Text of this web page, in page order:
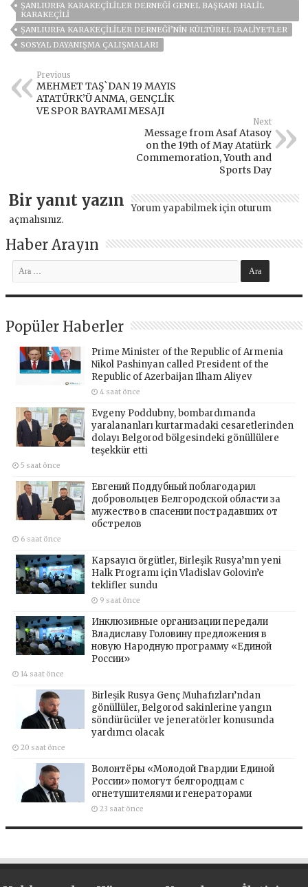
ŞANLIURFA KARAKEÇILILER DERNEĞI GENEL BAŞKANI HALIL
KARAKEÇILI
ŞANLIURFA KARAKEÇILILER DERNEĞI’NIN KÜLTÜREL FAALIYETLER
SOSYAL DAYANIŞMA ÇALIŞMALARI
Previous
MEHMET TAŞ`DAN 19 MAYIS
ATATÜRK’Ü ANMA, GENÇLİK
VE SPOR BAYRAMI MESAJI
Next
Message from Asaf Atasoy
on the 19th of May Atatürk
Commemoration, Youth and
Sports Day
Bir yanıt yazın Yorum yapabilmek için oturum
açmalısınız.
Haber Arayın
Popüler Haberler
Prime Minister of the Republic of Armenia
Nikol Pashinyan called President of the
Republic of Azerbaijan Ilham Aliyev
4 saat önce
Evgeny Poddubny, bombardımanda
yaralananları kurtarmadaki cesaretlerinden
dolayı Belgorod bölgesindeki gönüllülere
teşekkür etti
5 saat önce
Евгений Поддубный поблагодарил
добровольцев Белгородской области за
мужество в спасении пострадавших от
обстрелов
6 saat önce
Kapsayıcı örgütler, Birleşik Rusya’nın yeni
Halk Programı için Vladislav Golovin’e
teklifler sundu
9 saat önce
Инклюзивные организации передали
Владиславу Головину предложения в
новую Народную программу «Единой
России»
14 saat önce
Birleşik Rusya Genç Muhafızları’ndan
gönüllüler, Belgorod sakinlerine yangın
söndürücüler ve jeneratörler konusunda
yardımcı olacak
20 saat önce
Волонтёры «Молодой Гвардии Единой
России» помогут белгородцам с
огнетушителями и генераторами
23 saat önce